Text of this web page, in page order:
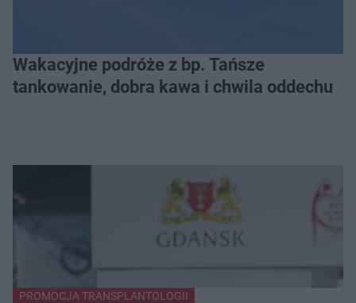
Wakacyjne podróże z bp. Tańsze
tankowanie, dobra kawa i chwila oddechu
PROMOCJA TRANSPLANTOLOGII